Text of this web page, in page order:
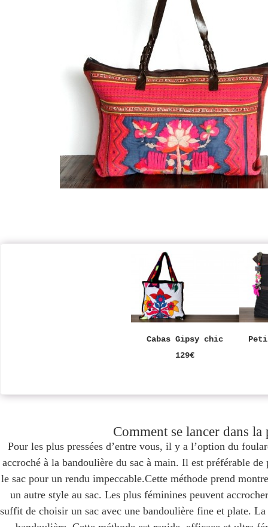
Cabas Gipsy chic
129€
Comment se lancer dans la
Pour les plus pressées d’entre vous, il y a l’option du
accroché à la bandoulière du sac à main. Il est préférable
le sac pour un rendu impeccable.Cette méthode prend
un autre style au sac. Les plus féminines peuvent
suffit de choisir un sac avec une bandoulière fine et plate.